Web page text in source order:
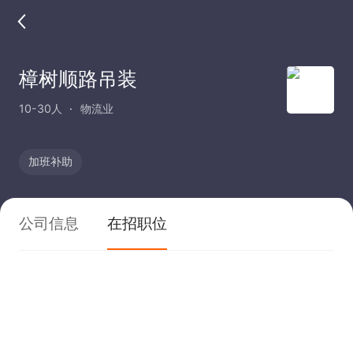
樟树顺路吊装
10-30人 物流业
加班补助
公司信息 在招职位